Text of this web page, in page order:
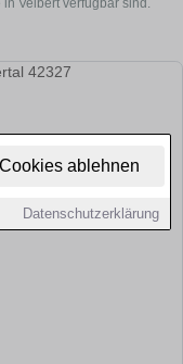
ablehnen
Datenschutzerklärung